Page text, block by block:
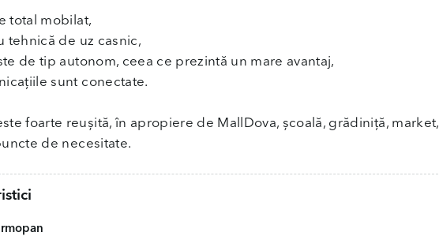
total mobilat,
tehnică de uz casnic,
de tip autonom, ceea ce prezintă un mare avantaj,
sunt conectate.
foarte reușită, în apropiere de MallDova, școală, grădiniță, market,
de necesitate.